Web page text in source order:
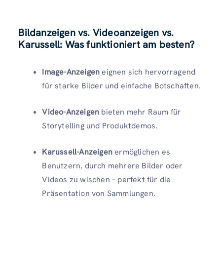
Bildanzeigen vs. Videoanzeigen vs.
Karussell: Was funktioniert am besten?
Image-Anzeigeneignen sich hervorragend
für starke Bilder und einfache Botschaften.
Video-Anzeigen bieten mehr Raum für
Storytelling und Produktdemos.
Karussell-Anzeigenermöglichen es
Benutzern, durch mehrere Bilder oder
Videos zu wischen – perfekt für die
Präsentation von Sammlungen.